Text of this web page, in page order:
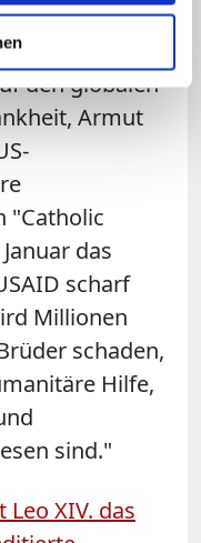
befürchten
den globalen
Armut
"Catholic
das
scharf
Millionen
schaden,
Hilfe,
sind."
XIV. das